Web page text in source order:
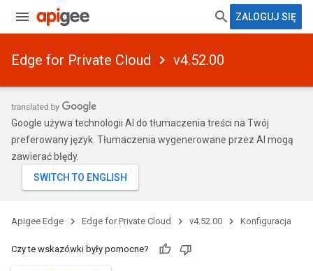
ZALOGUJ SIĘ
Edge for Private Cloud v4.52.00
Google używa technologii AI do tłumaczenia treści na Twój
preferowany język. Tłumaczenia wygenerowane przez AI mogą
zawierać błędy.
Apigee Edge Edge for Private Cloud v4.52.00 Konfiguracja
Czy te wskazówki były pomocne?